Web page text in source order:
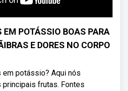
EM POTÁSSIO BOAS PARA
E DORES NO CORPO
potássio? Aqui nós
frutas. Fontes